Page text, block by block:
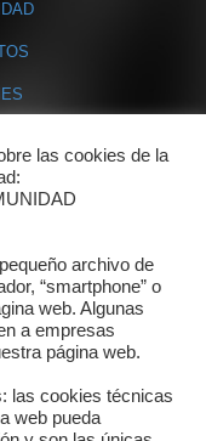
las cookies de la
archivo de
“smartphone” o
web. Algunas
a empresas
página web.
las cookies técnicas
web pueda